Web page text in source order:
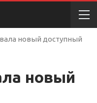
новый доступный
новый